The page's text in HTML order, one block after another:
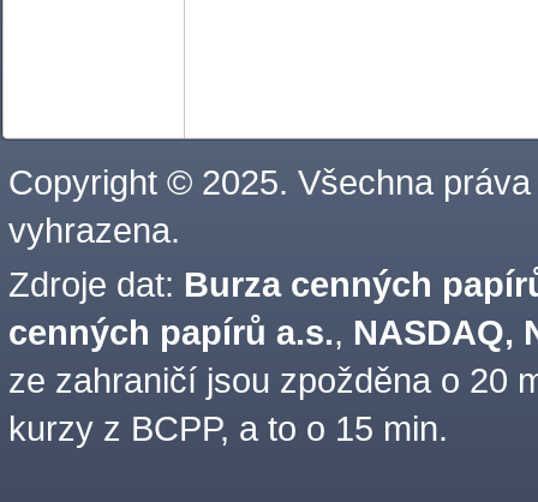
Copyright © 2025. Všechna práva
vyhrazena.
Zdroje dat: Burza cenných
cenných papírů a.s., NASDAQ,
ze zahraničí jsou zpožděna o 20
kurzy z BCPP, a to o 15 min.